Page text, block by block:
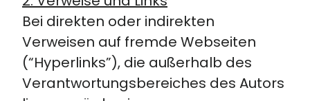
Bei direkten oder indirekten
Verweisen auf fremde Webseiten
(“Hyperlinks”), die außerhalb des
Verantwortungsbereiches des Autors